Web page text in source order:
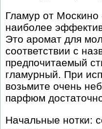
Гламур от
наиболее
Это аромат для
соответствии с
предпочитаемый
гламурный. При
возьмите очень
парфюм
Начальные нотки: